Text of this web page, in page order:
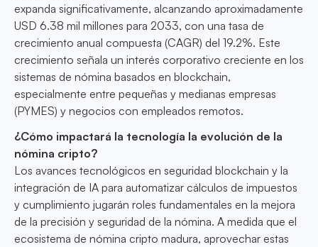
expanda significativamente, alcanzando aproximadamente
USD 6.38 mil millones para 2033, con una tasa de
crecimiento anual compuesta (CAGR) del 19.2%. Este
crecimiento señala un interés corporativo creciente en los
sistemas de nómina basados en blockchain,
especialmente entre pequeñas y medianas empresas
(PYMES) y negocios con empleados remotos.
¿Cómo impactará la tecnología la evolución de la
nómina cripto?
Los avances tecnológicos en seguridad blockchain y la
integración de IA para automatizar cálculos de impuestos
y cumplimiento jugarán roles fundamentales en la mejora
de la precisión y seguridad de la nómina. A medida que el
ecosistema de nómina cripto madura, aprovechar estas